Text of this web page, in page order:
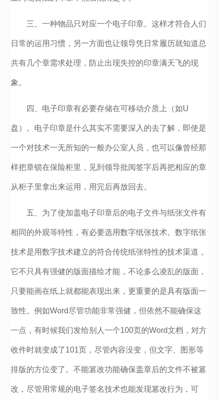
三、一种物品只对应一个电子印章。这样才符合人们
日常的运用习惯，另一方面也让领导凭日常履历就知道总
共有几个章需求处理，防止出现失控的印章满天飞的现
象。
四、电子印章有必要存储在可移动介质上（如U
盘）。电子印章是什么其实不需要深入的去了解，即使是
一个对技术一无所知的一般办公室人员，也可以像曾经那
样把章锁在保险柜里，见到领导批阅签字后再把相应的章
从柜子里拿出来运用，用完后再放回去。
五、为了使加盖电子印章后的电子文件与纸张文件有
相同的外观等特性，有必要选用数字纸张技术。数字纸张
技术是用数字技术建立的符合传统纸张特性的技术渠道，
它不只具有强健的版面描绘才能，不论多么凌乱的版面，
只要能画在纸上就都能表现出来，更重要的是具有版面一
致性。例如Word尽管功能非常强健，但依然不能确保这
一点，有时候我们发给别人一个100页的Word文档，对方
收件时就变成了101页，尽管内容没变，但文字、图形等
排版的方位变了。不能篡改功能确保盖章后的文件不被篡
改，尽管用常规的电子签名技术也能发现篡改行为，可